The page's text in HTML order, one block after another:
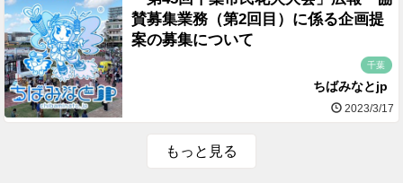
賛募集業務（第2回目）に係る企画提
案の募集について
千葉
ちばみなとjp
2023/3/17
もっと見る